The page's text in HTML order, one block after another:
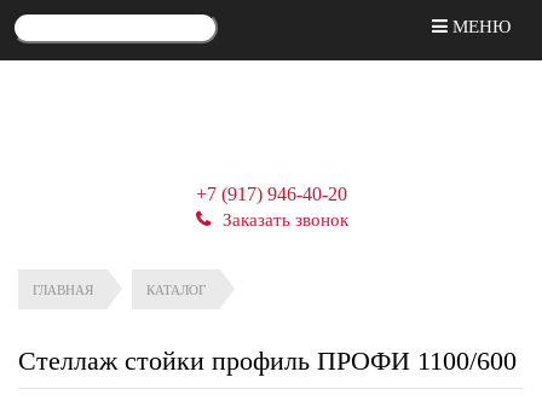
МЕНЮ
+7 (917) 946-40-20
Заказать звонок
ГЛАВНАЯ КАТАЛОГ
Стеллаж стойки профиль ПРОФИ 1100/600